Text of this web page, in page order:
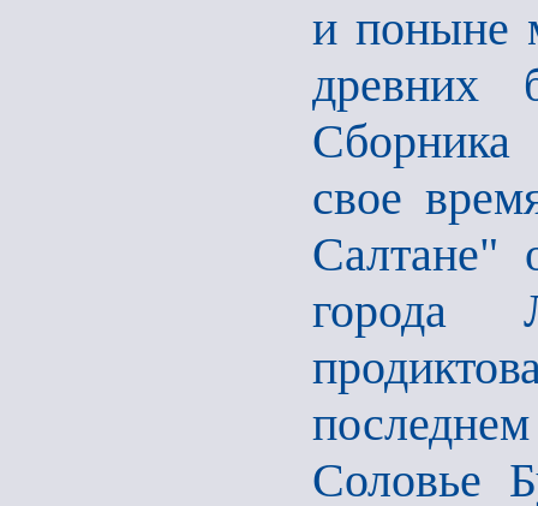
и поныне
древних
свое
Салтане"
города
Соловье